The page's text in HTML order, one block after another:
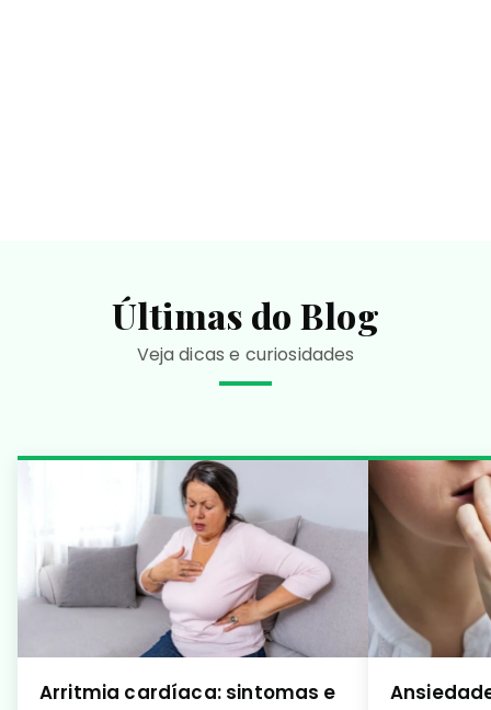
Últimas do Blog
Veja dicas e curiosidades
Arritmia cardíaca: sintomas e